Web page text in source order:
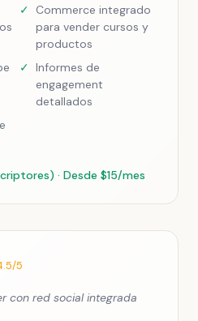
✓
Commerce integrado
para vender cursos y
productos
✓ Informes de
engagement
detallados
· Desde $15/mes
5
con red social integrada